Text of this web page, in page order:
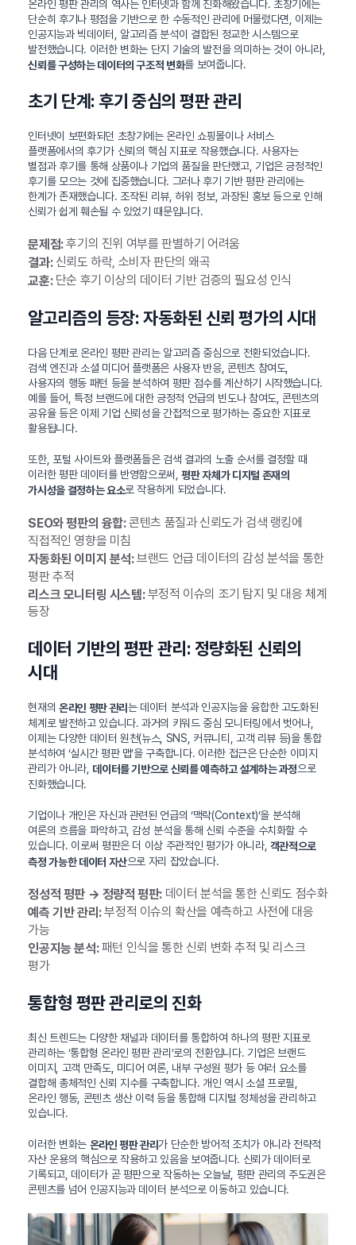
온라인 평판 관리의 역사는 인터넷과 함께 진화해왔습니다. 초창기에는
단순히 후기나 평점을 기반으로 한 수동적인 관리에 머물렀다면, 이제는
인공지능과 빅데이터, 알고리즘 분석이 결합된 정교한 시스템으로
발전했습니다. 이러한 변화는 단지 기술의 발전을 의미하는 것이 아니라,
신뢰를 구성하는 데이터의 구조적 변화를 보여줍니다.
초기 단계: 후기 중심의 평판 관리
인터넷이 보편화되던 초창기에는 온라인 쇼핑몰이나 서비스
플랫폼에서의 후기가 신뢰의 핵심 지표로 작용했습니다. 사용자는
별점과 후기를 통해 상품이나 기업의 품질을 판단했고, 기업은 긍정적인
후기를 모으는 것에 집중했습니다. 그러나 후기 기반 평판 관리에는
한계가 존재했습니다. 조작된 리뷰, 허위 정보, 과장된 홍보 등으로 인해
신뢰가 쉽게 훼손될 수 있었기 때문입니다.
문제점:후기의 진위 여부를 판별하기 어려움
결과:신뢰도 하락, 소비자 판단의 왜곡
교훈:단순 후기 이상의 데이터 기반 검증의 필요성 인식
알고리즘의 등장: 자동화된 신뢰 평가의 시대
다음 단계로 온라인 평판 관리는 알고리즘 중심으로 전환되었습니다.
검색 엔진과 소셜 미디어 플랫폼은 사용자 반응, 콘텐츠 참여도,
사용자의 행동 패턴 등을 분석하여 평판 점수를 계산하기 시작했습니다.
예를 들어, 특정 브랜드에 대한 긍정적 언급의 빈도나 참여도, 콘텐츠의
공유율 등은 이제 기업 신뢰성을 간접적으로 평가하는 중요한 지표로
활용됩니다.
또한, 포털 사이트와 플랫폼들은 검색 결과의 노출 순서를 결정할 때
이러한 평판 데이터를 반영함으로써,평판 자체가 디지털 존재의
가시성을 결정하는 요소로 작용하게 되었습니다.
SEO와 평판의 융합:콘텐츠 품질과 신뢰도가 검색 랭킹에
직접적인 영향을 미침
자동화된 이미지 분석:브랜드 언급 데이터의 감성 분석을 통한
평판 추적
리스크 모니터링 시스템:부정적 이슈의 조기 탐지 및 대응 체계
등장
데이터 기반의 평판 관리: 정량화된 신뢰의
시대
현재의 온라인 평판 관리 는 데이터 분석과 인공지능을 융합한 고도화된
체계로 발전하고 있습니다. 과거의 키워드 중심 모니터링에서 벗어나,
이제는 다양한 데이터 원천(뉴스, SNS, 커뮤니티, 고객 리뷰 등)을 통합
분석하여 ‘실시간 평판 맵’을 구축합니다. 이러한 접근은 단순한 이미지
관리가 아니라, 데이터를 기반으로 신뢰를 예측하고 설계하는 과정으로
진화했습니다.
기업이나 개인은 자신과 관련된 언급의 ‘맥락(Context)’을 분석해
여론의 흐름을 파악하고, 감성 분석을 통해 신뢰 수준을 수치화할 수
있습니다. 이로써 평판은 더 이상 주관적인 평가가 아니라, 객관적으로
측정 가능한 데이터 자산으로 자리 잡았습니다.
정성적 평판 → 정량적 평판:데이터 분석을 통한 신뢰도 점수화
예측 기반 관리:부정적 이슈의 확산을 예측하고 사전에 대응
가능
인공지능 분석:패턴 인식을 통한 신뢰 변화 추적 및 리스크
평가
통합형 평판 관리로의 진화
최신 트렌드는 다양한 채널과 데이터를 통합하여 하나의 평판 지표로
관리하는 ‘통합형 온라인 평판 관리’로의 전환입니다. 기업은 브랜드
이미지, 고객 만족도, 미디어 여론, 내부 구성원 평가 등 여러 요소를
결합해 총체적인 신뢰 지수를 구축합니다. 개인 역시 소셜 프로필,
온라인 행동, 콘텐츠 생산 이력 등을 통합해 디지털 정체성을 관리하고
있습니다.
이러한 변화는 온라인 평판 관리가 단순한 방어적 조치가 아니라 전략적
자산 운용의 핵심으로 작용하고 있음을 보여줍니다. 신뢰가 데이터로
기록되고, 데이터가 곧 평판으로 작동하는 오늘날, 평판 관리의 주도권은
콘텐츠를 넘어 인공지능과 데이터 분석으로 이동하고 있습니다.